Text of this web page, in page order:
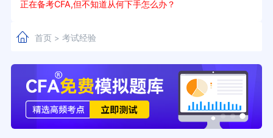
正在备考CFA,但不知道从何下手怎么办？
首页> 考试经验